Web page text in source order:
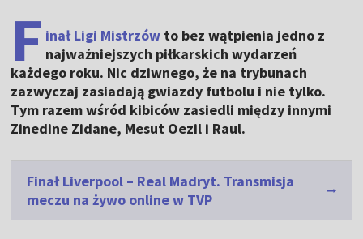
F inał Ligi Mistrzów to bez wątpienia jedno z
najważniejszych piłkarskich wydarzeń
każdego roku. Nic dziwnego, że na trybunach
zazwyczaj zasiadają gwiazdy futbolu i nie tylko.
Tym razem wśród kibiców zasiedli między innymi
Zinedine Zidane, Mesut Oezil i Raul.
Finał Liverpool – Real Madryt. Transmisja
meczu na żywo online w TVP